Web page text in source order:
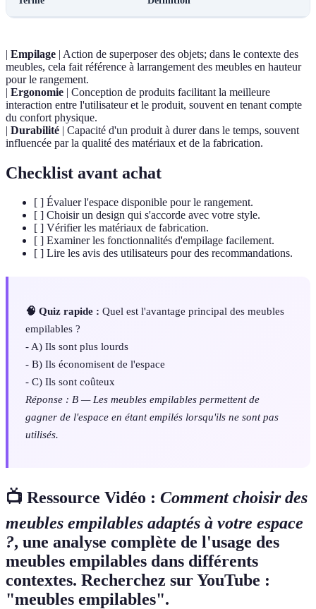
| Empilage | Action de superposer des objets; dans le contexte des
meubles, cela fait référence à larrangement des meubles en hauteur
pour le rangement.
| Ergonomie | Conception de produits facilitant la meilleure
interaction entre l'utilisateur et le produit, souvent en tenant compte
du confort physique.
| Durabilité | Capacité d'un produit à durer dans le temps, souvent
influencée par la qualité des matériaux et de la fabrication.
Checklist avant achat
[ ] Évaluer l'espace disponible pour le rangement.
[ ] Choisir un design qui s'accorde avec votre style.
[ ] Vérifier les matériaux de fabrication.
[ ] Examiner les fonctionnalités d'empilage facilement.
[ ] Lire les avis des utilisateurs pour des recommandations.
🧠 Quiz rapide : Quel est l'avantage principal des meubles
empilables ?
- A) Ils sont plus lourds
- B) Ils économisent de l'espace
- C) Ils sont coûteux
Réponse : B — Les meubles empilables permettent de
gagner de l'espace en étant empilés lorsqu'ils ne sont pas
utilisés.
📺 Ressource Vidéo : Comment choisir des
meubles empilables adaptés à votre espace
?, une analyse complète de l'usage des
meubles empilables dans différents
contextes. Recherchez sur YouTube :
"meubles empilables".